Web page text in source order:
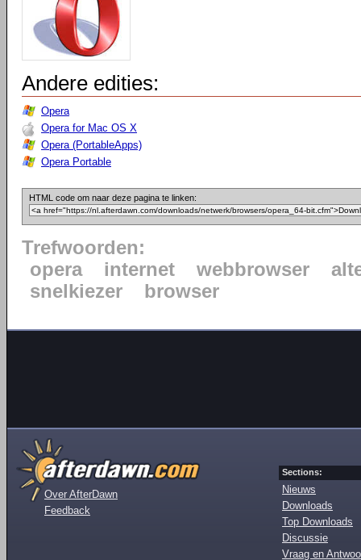
Andere edities:
Opera
Opera for Mac OS X
Opera (PortableApps)
Opera Portable
HTML code om naar deze pagina te linken:
Trefwoorden:
opera
internet webbrowser
snelkiezer
browser
Over AfterDawn
Feedback
Sections:
Nieuws
Downloads
Top Downloads
Discussie
Vraag en